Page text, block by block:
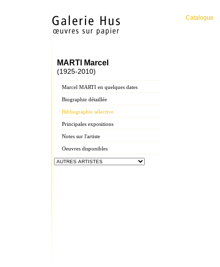
Catalogue
MARTI Marcel
(1925-2010)
Marcel MARTI en quelques dates
Biographie détaillée
Bibliographie sélective
Principales expositions
Notes sur l'artiste
Oeuvres disponibles